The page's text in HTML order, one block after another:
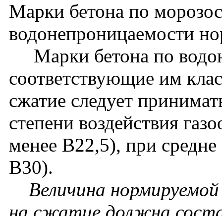
Марки бетона по
водонепроницаемости
Марки бетона по
соответствующие им
сжатие следует
степени воздействия
менее В22,5), при
В30).
Величина